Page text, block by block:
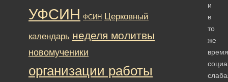
и
в
то
же
время
УФСИН ФСИН Церковный
календарь неделя молитвы
новомученики
организации работы